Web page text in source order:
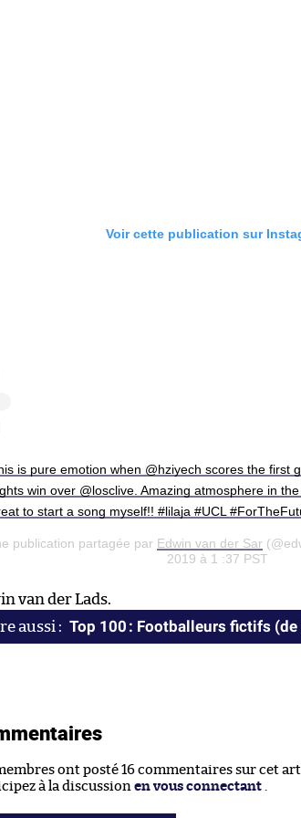
Voir cette publication sur
is pure emotion when @hziyech scores the first
win over @losclive. Amazing atmosphere in
to start a song myself!! #lilaja #UCL
publication partagée par Edwin van der Sar
2019 à 1 :37 PST
van der Lads.
Top 100 : Footballeurs fictifs (de
ont posté 16 commentaires sur cet
à la discussion en vous connectant